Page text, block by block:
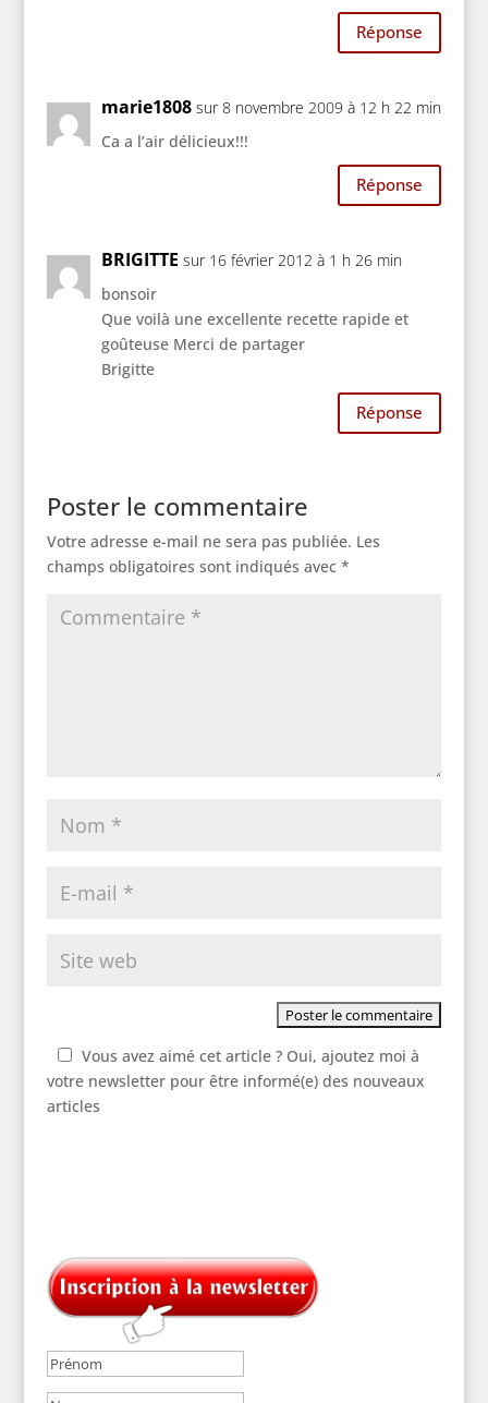
Réponse
marie1808 sur 8 novembre 2009 à 12 h 22 min
Ca a l’air délicieux!!!
Réponse
BRIGITTE sur 16 février 2012 à 1 h 26 min
bonsoir
Que voilà une excellente recette rapide et
goûteuse Merci de partager
Brigitte
Réponse
Poster le commentaire
Votre adresse e-mail ne sera pas publiée. Les
champs obligatoires sont indiqués avec *
Vous avez aimé cet article ? Oui, ajoutez moi à
votre newsletter pour être informé(e) des nouveaux
articles